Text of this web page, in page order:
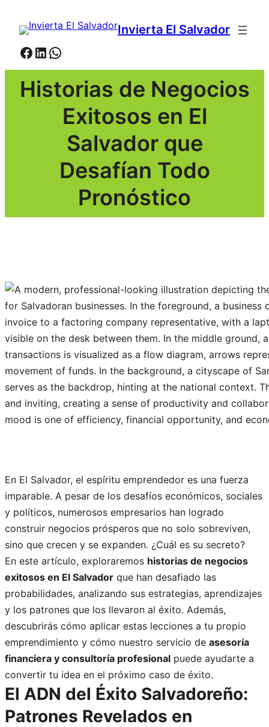
contenido
Invierta El Salvador
Facebook
LinkedIn
WhatsApp
Historias de Negocios
Exitosos en El
Salvador que
Desafían Todo
Pronóstico
En El Salvador, el espíritu emprendedor es una fuerza
imparable. A pesar de los desafíos económicos, sociales
y políticos, numerosos empresarios han logrado
construir negocios prósperos que no solo sobreviven,
sino que crecen y se expanden. ¿Cuál es su secreto?
En este artículo, exploraremos historias de negocios
exitosos en El Salvador que han desafiado las
probabilidades, analizando sus estrategias, aprendizajes
y los patrones que los llevaron al éxito. Además,
descubrirás cómo aplicar estas lecciones a tu propio
emprendimiento y cómo nuestro servicio de asesoría
financiera y consultoría profesional puede ayudarte a
convertir tu idea en el próximo caso de éxito.
El ADN del Éxito Salvadoreño:
Patrones Revelados en